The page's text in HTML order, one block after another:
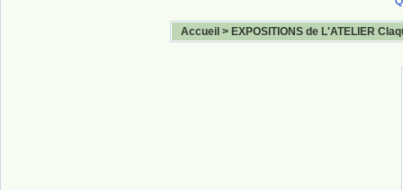
Accueil > EXPOSITIONS de L'ATELIER